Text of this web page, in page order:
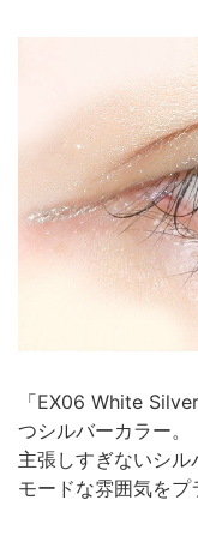
「EX06 White
つシルバーカラー。
主張しすぎないシ
モードな雰囲気をプ